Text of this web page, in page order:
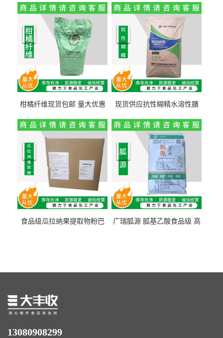
柑橘纤维现货包邮 量大优惠
现货供应抗性糊精水溶性膳
量1kg包邮
食品级瓜拉纳果提取物粉巴
广瑞胍源 胍基乙酸食品级 高
13080908299